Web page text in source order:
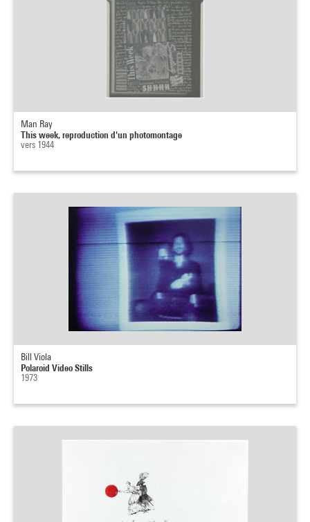
Man Ray
This week, reproduction d'un photomontage
vers 1944
Bill Viola
Polaroid Video Stills
1973